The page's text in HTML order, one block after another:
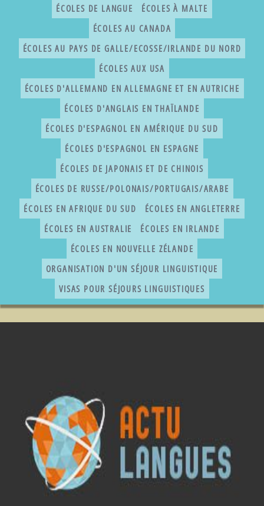
ÉCOLES DE LANGUE
ÉCOLES À MALTE
ÉCOLES AU CANADA
ÉCOLES AU PAYS DE GALLE/ECOSSE/IRLANDE DU NORD
ÉCOLES AUX USA
ÉCOLES D'ALLEMAND EN ALLEMAGNE ET EN AUTRICHE
ÉCOLES D'ANGLAIS EN THAÏLANDE
ÉCOLES D'ESPAGNOL EN AMÉRIQUE DU SUD
ÉCOLES D'ESPAGNOL EN ESPAGNE
ÉCOLES DE JAPONAIS ET DE CHINOIS
ÉCOLES DE RUSSE/POLONAIS/PORTUGAIS/ARABE
ÉCOLES EN AFRIQUE DU SUD
ÉCOLES EN ANGLETERRE
ÉCOLES EN AUSTRALIE
ÉCOLES EN IRLANDE
ÉCOLES EN NOUVELLE ZÉLANDE
ORGANISATION D'UN SÉJOUR LINGUISTIQUE
VISAS POUR SÉJOURS LINGUISTIQUES